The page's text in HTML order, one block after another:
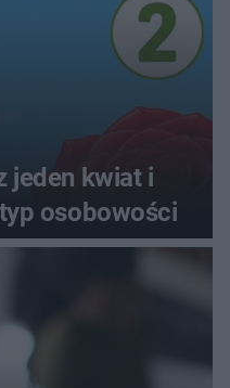
jeden kwiat i
osobowości